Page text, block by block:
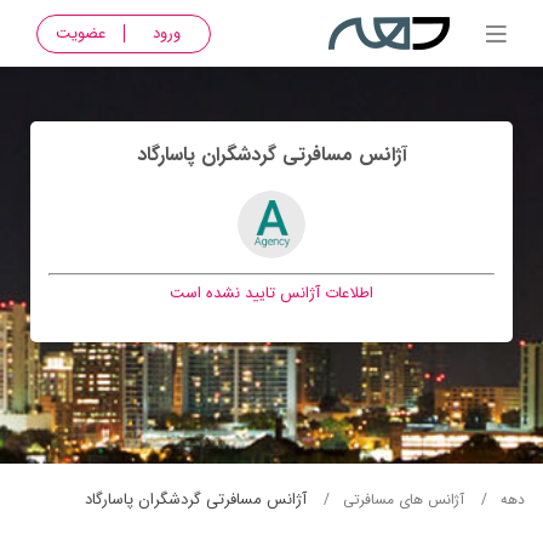
ورود عضویت
آژانس مسافرتی گردشگران پاسارگاد
اطلاعات آژانس تایید نشده است
دهه آژانس های مسافرتی آژانس مسافرتی گردشگران پاسارگاد